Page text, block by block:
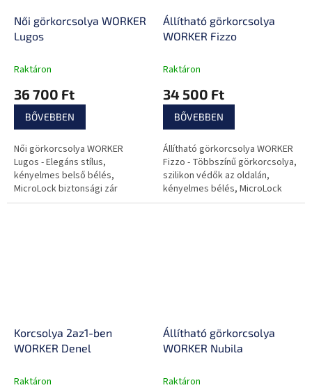
Női görkorcsolya WORKER
Lugos
Raktáron
36 700 Ft
BŐVEBBEN
Női görkorcsolya WORKER
Lugos - Elegáns stílus,
kényelmes belső bélés,
MicroLock biztonsági zár
Állítható görkorcsolya
WORKER Fizzo
Raktáron
34 500 Ft
BŐVEBBEN
Állítható görkorcsolya WORKER
Fizzo - Többszínű görkorcsolya,
szilikon védők az oldalán,
kényelmes bélés, MicroLock
kettős biztonsági zárral
Korcsolya 2az1-ben
WORKER Denel
Raktáron
Állítható görkorcsolya
WORKER Nubila
Raktáron